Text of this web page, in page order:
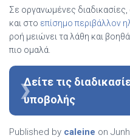
Σε οργανωμένες
και στο επίσημο περιβάλλον
ροή μειώνει τα λάθη και
πιο ομαλά.
Δείτε τις
υποβολής
Published by caleine on